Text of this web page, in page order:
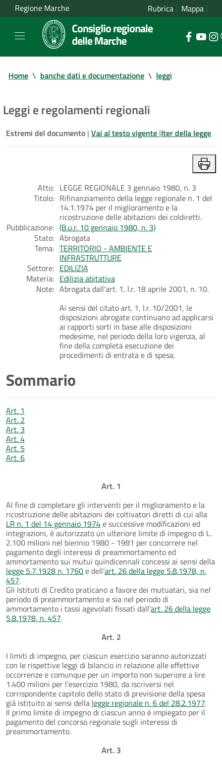
Regione Marche Rubrica Mappa
Consiglio regionale
delle Marche
Home \ banche dati e documentazione \ leggi
Leggi e regolamenti regionali
Estremi del documento | Vai al testo vigente |Iter della legge
Atto: LEGGE REGIONALE 3 gennaio 1980, n. 3
Titolo: Rifinanziamento della legge regionale n. 1 del
14.1.1974 per il miglioramento e la
ricostruzione delle abitazioni dei coldiretti.
Pubblicazione: (B.u.r. 10 gennaio 1980, n. 3)
Stato: Abrogata
Tema: TERRITORIO - AMBIENTE E
INFRASTRUTTURE
Settore: EDILIZIA
Materia: Edilizia abitativa
Note: Abrogata dall'art. 1, l.r. 18 aprile 2001, n. 10.
Ai sensi del citato art. 1, l.r. 10/2001, le
disposizioni abrogate continuano ad applicarsi
ai rapporti sorti in base alle disposizioni
medesime, nel periodo della loro vigenza, al
fine della completa esecuzione dei
procedimenti di entrata e di spesa.
Sommario
Art. 1
Art. 2
Art. 3
Art. 4
Art. 5
Art. 6
Art. 1
Al fine di completare gli interventi per il miglioramento e la
ricostruzione delle abitazioni dei coltivatori diretti di cui alla
LR n. 1 del 14 gennaio 1974e successive modificazioni ed
integrazioni, è autorizzato un ulteriore limite di impegno di L.
2.100 milioni nel biennio 1980 - 1981 per concorrere nel
pagamento degli interessi di preammortamento ed
ammortamento sui mutui quindicennali concessi ai sensi della
legge 5.7.1928 n. 1760e dell’art. 26 della legge 5.8.1978, n.
457.
Gli Istituti di Credito praticano a favore dei mutuatari, sia nel
periodo di preammortamento e sia nel periodo di
ammortamento i tassi agevolati fissati dall’art. 26 della legge
5.8.1978, n. 457.
Art. 2
I limiti di impegno, per ciascun esercizio saranno autorizzati
con le rispettive leggi di bilancio in relazione alle effettive
occorrenze e comunque per un importo non superiore a lire
1.400 milioni per l’esercizio 1980, da iscriversi nel
corrispondente capitolo dello stato di previsione della spesa
già istituito ai sensi della legge regionale n. 6 del 28.2.1977.
Il primo limite di impegno di ciascun anno è impiegato per il
pagamento del concorso regionale sugli interessi di
preammortamento.
Art. 3